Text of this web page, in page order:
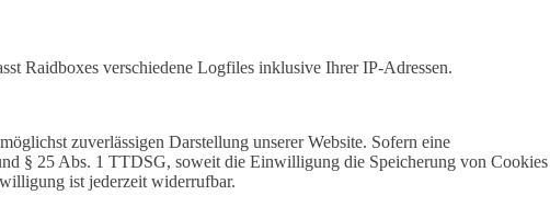
Raidboxes verschiedene Logfiles inklusive Ihrer IP-Adressen.
zuverlässigen Darstellung unserer Website. Sofern eine
§ 25 Abs. 1 TTDSG, soweit die Einwilligung die Speicherung von Cookies
ist jederzeit widerrufbar.